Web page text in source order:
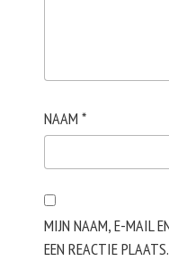
NAAM *
MIJN NAAM, E-MAIL
EEN REACTIE PLAATS.